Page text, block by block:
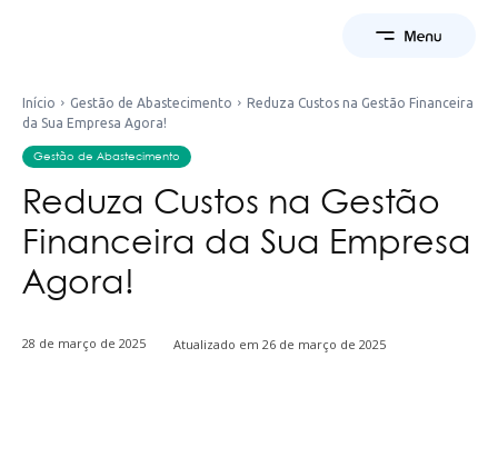
Início Gestão de Abastecimento
Reduza Custos na Gestão Financeira
da Sua Empresa Agora!
Gestão de Abastecimento
Reduza Custos na Gestão
Financeira da Sua Empresa
Agora!
28 de março de 2025 Atualizado em 26 de março de 2025